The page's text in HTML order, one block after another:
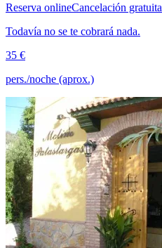
Reserva onlineCancelación gratuita
Todavía no se te cobrará nada.
35 €
pers./noche (aprox.)